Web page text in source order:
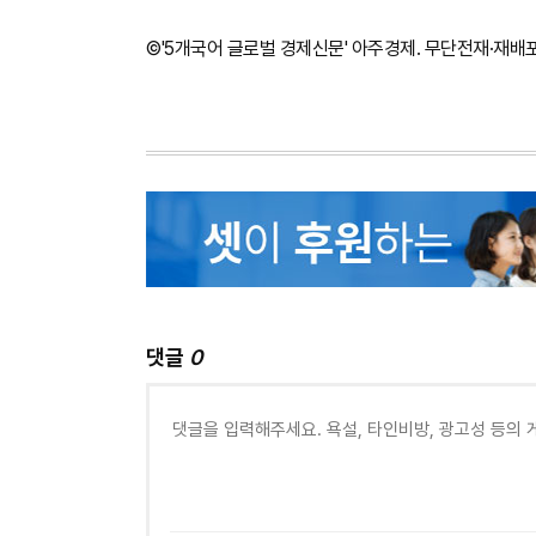
©'5개국어 글로벌 경제신문' 아주경제. 무단전재·재배
댓글 0